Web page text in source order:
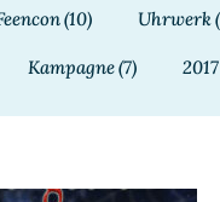
(10) Uhrwerk
Kampagne(7) 2017